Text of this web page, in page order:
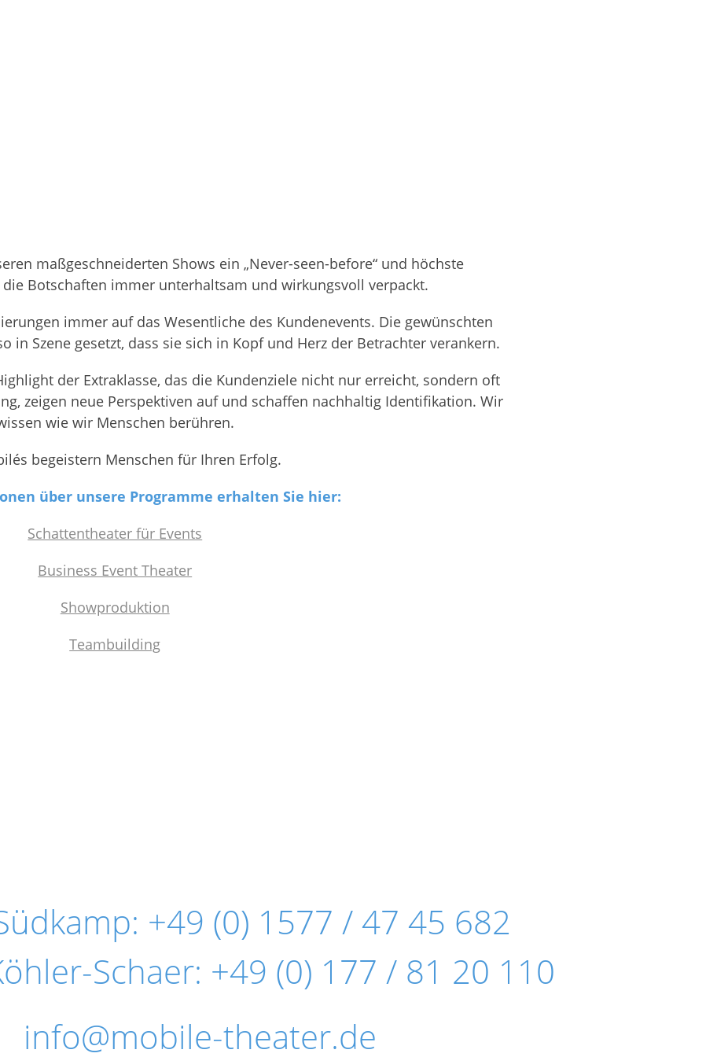
maßgeschneiderten Shows ein „Never-seen-before“ und höchste
Botschaften immer unterhaltsam und wirkungsvoll verpackt.
immer auf das Wesentliche des Kundenevents. Die gewünschten
Szene gesetzt, dass sie sich in Kopf und Herz der Betrachter verankern.
der Extraklasse, das die Kundenziele nicht nur erreicht, sondern oft
zeigen neue Perspektiven auf und schaffen nachhaltig Identifikation. Wir
wie wir Menschen berühren.
begeistern Menschen für Ihren Erfolg.
über unsere Programme erhalten Sie hier:
Schattentheater für Events
Business Event Theater
Showproduktion
Teambuilding
+49 (0) 1577 / 47 45 682
Schaer: +49 (0) 177 / 81 20 110
info@mobile-theater.de